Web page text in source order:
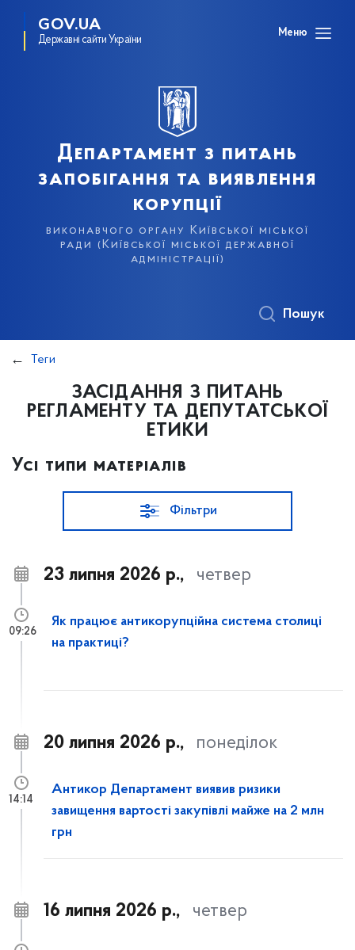
GOV.UA
Державні сайти України
Меню
Департамент з питань
запобігання та виявлення
корупції
виконавчого органу Київської міської
ради (Київської міської державної
адміністрації)
Пошук
Теги
ЗАСІДАННЯ З ПИТАНЬ
РЕГЛАМЕНТУ ТА ДЕПУТАТСЬКОЇ
ЕТИКИ
Усі типи матеріалів
Фільтри
23 липня 2026 р., четвер
Як працює антикорупційна система столиці
на практиці?
09:26
20 липня 2026 р., понеділок
Антикор Департамент виявив ризики
завищення вартості закупівлі майже на 2 млн
грн
14:14
16 липня 2026 р., четвер